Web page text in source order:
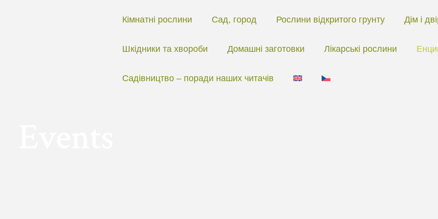
Кімнатні рослини Сад, город Рослини відкритого грунту Дім і
Шкідники та хвороби Домашні заготовки Лікарські рослини
Садівництво – поради наших читачів